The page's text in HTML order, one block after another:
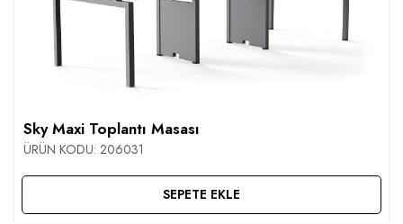
Sky Maxi Toplantı Masası
ÜRÜN KODU: 206031
SEPETE EKLE